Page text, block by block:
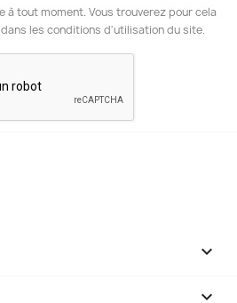
à tout moment. Vous trouverez pour cela
les conditions d'utilisation du site.

